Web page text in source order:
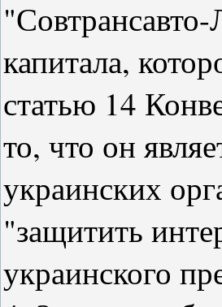
"Совтрансавто-
капитала,
статью 14
то, что он
украинских
"защитить
украинского